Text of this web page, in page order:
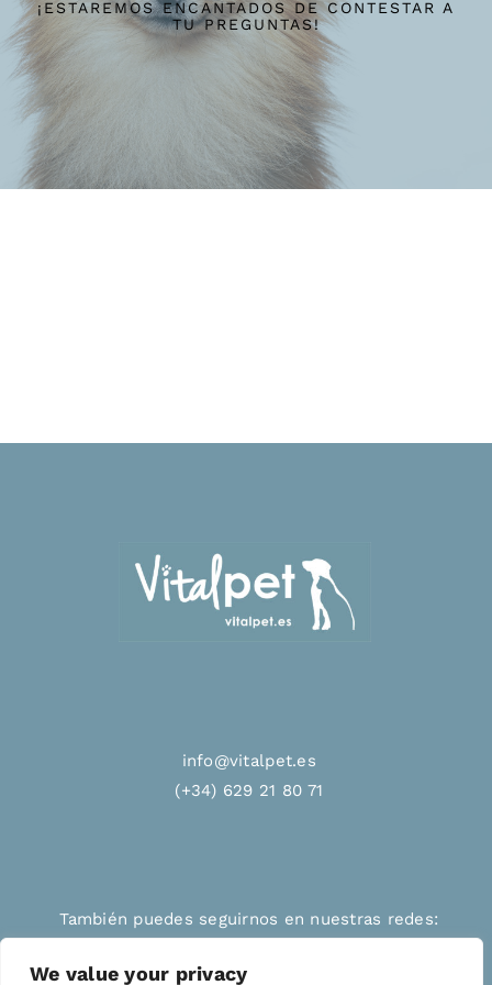
We value your privacy
¡ESTAREMOS ENCANTADOS DE CONTESTAR A
TU PREGUNTAS!
info@vitalpet.es
(+34) 629 21 80 71
También puedes seguirnos en nuestras redes: